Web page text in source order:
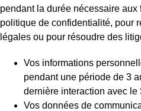
pendant la durée nécessaire aux
politique de confidentialité, pour
légales ou pour résoudre des
Vos informations
pendant une période de 3
dernière interaction avec le
Vos données de